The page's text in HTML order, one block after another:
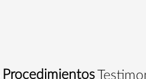
Procedimientos